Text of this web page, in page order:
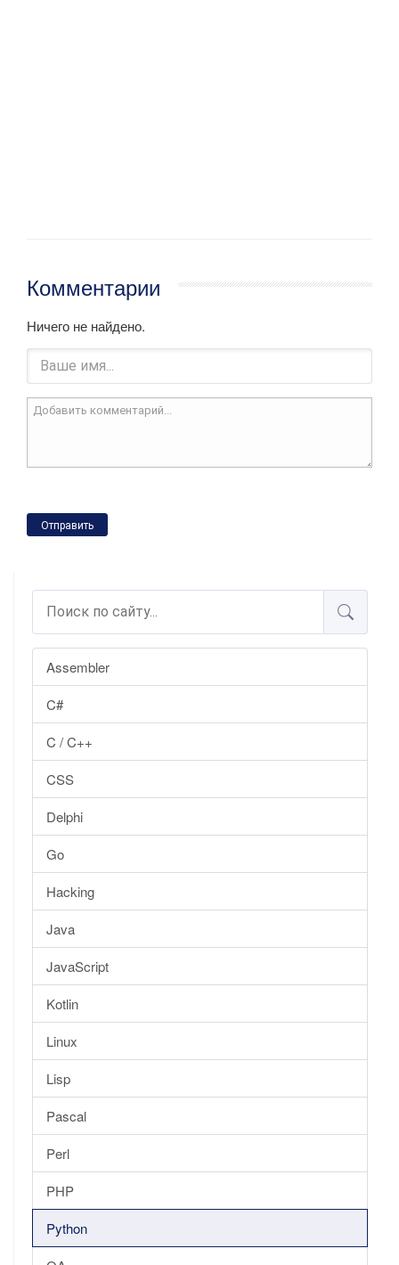
Assembler
C#
C / C++
CSS
Delphi
Go
Hacking
Java
JavaScript
Kotlin
Linux
Lisp
Pascal
Perl
PHP
Python
Комментарии
Ничего не найдено.
Отправить